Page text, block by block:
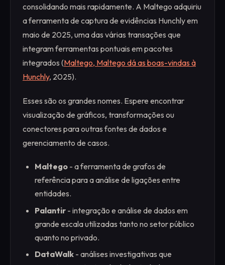
consolidando mais rapidamente. A Maltego adquiriu
a ferramenta de captura de evidências Hunchly em
maio de 2025, uma das várias transações que
integram ferramentas pontuais em pacotes
integrados (Maltego, Maltego dá as boas-vindas à
Hunchly, 2025).
Esses são os grandes nomes. Espere encontrar
visualização de gráficos, transformações ou
conectores para outras fontes de dados e
gerenciamento de casos.
Maltego - a ferramenta de grafos de
referência para a análise de ligações entre
entidades.
Palantir - integração e análise de dados em
grande escala utilizadas tanto no setor público
quanto no privado.
DataWalk - análises investigativas que